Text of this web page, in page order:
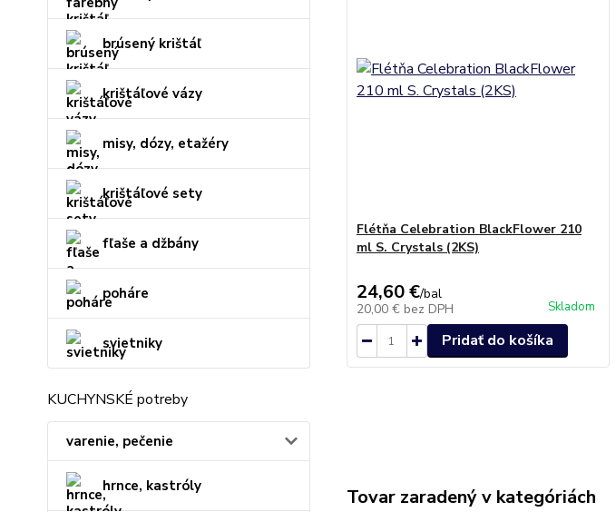
brúsený krištáľ
krištáľové vázy
misy, dózy, etažéry
krištáľové sety
fľaše a džbány
poháre
svietniky
KUCHYNSKÉ potreby
varenie, pečenie
hrnce, kastróly
Flétňa Celebration BlackFlower 210
ml S. Crystals (2KS)
24,60 €/bal
20,00 € bez DPH Skladom
Pridať do košíka
Tovar zaradený v kategóriách